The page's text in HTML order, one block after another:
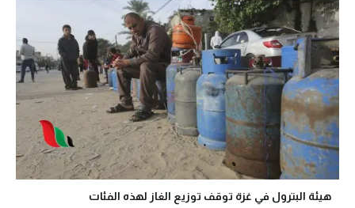
هيئة البترول في غزة توقف توزيع الغاز لهذه الفئات